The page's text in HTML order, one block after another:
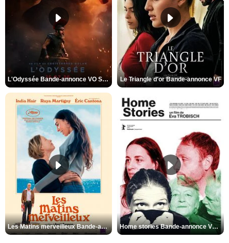
L'Odyssée Bande-annonce VO STFR Le Triangle d'or Bande-annonce VF
Les Matins merveilleux Bande-annonce VF Home stories Bande-annonce VO STFR